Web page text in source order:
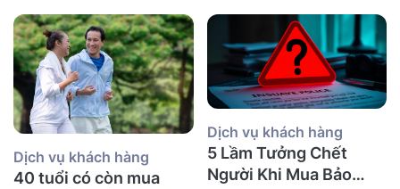
Dịch vụ khách hàng
40 tuổi có còn mua
Dịch vụ khách hàng
5 Lầm Tưởng Chết
Người Khi Mua Bảo